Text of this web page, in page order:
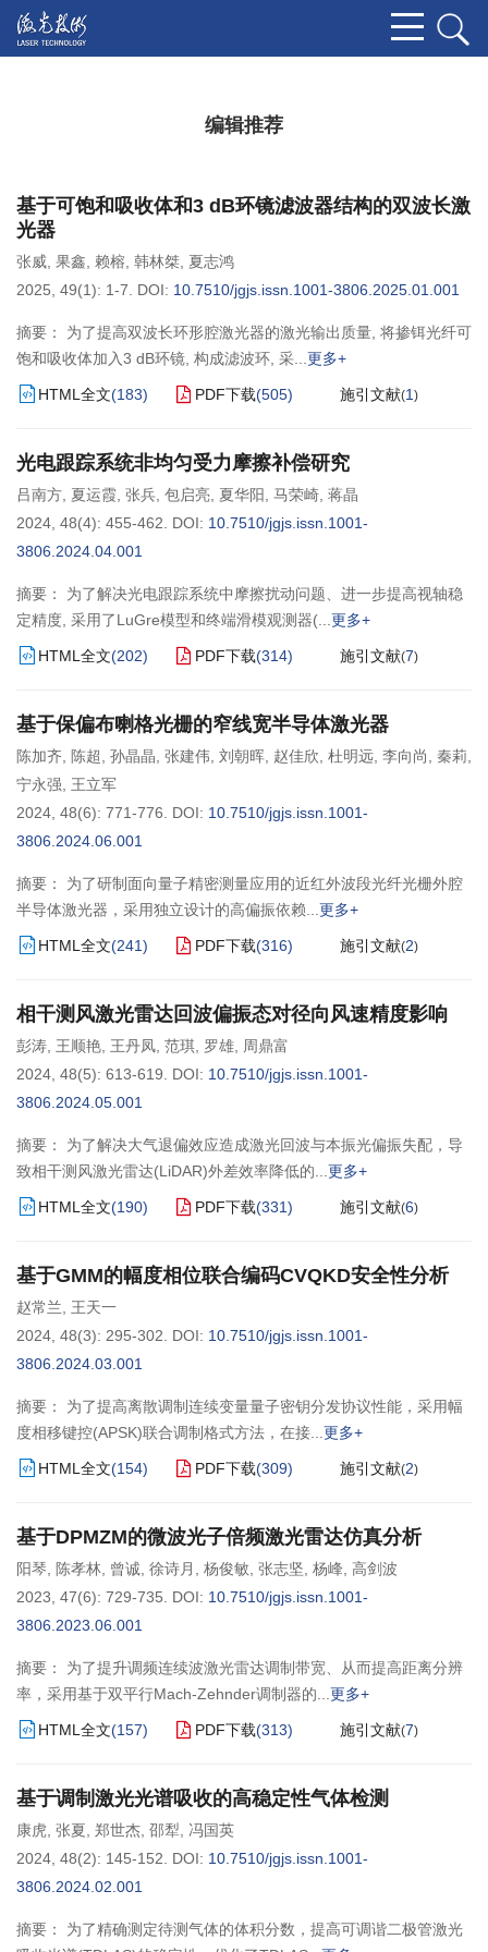
编辑推荐
基于可饱和吸收体和3 dB环镜滤波器结构的双波长激
光器
张威 果鑫 赖榕 韩林桀 夏志鸿
2025, 49(1): 1-7.
DOI: 10.7510/jgjs.issn.1001-3806.2025.01.001
摘要： 为了提高双波长环形腔激光器的激光输出质量, 将掺铒光纤可
饱和吸收体加入3 dB环镜, 构成滤波环, 采
更多+
HTML全文(183) PDF下载(505) 施引文献(1 )
光电跟踪系统非均匀受力摩擦补偿研究
吕南方 夏运霞 张兵 包启亮 夏华阳 马荣崎 蒋晶
2024, 48(4): 455-462.
DOI: 10.7510/jgjs.issn.1001-
3806.2024.04.001
摘要： 为了解决光电跟踪系统中摩擦扰动问题、进一步提高视轴稳
定精度, 采用了LuGre模型和终端滑模观测器(
更多+
HTML全文(202) PDF下载(314) 施引文献(7)
基于保偏布喇格光栅的窄线宽半导体激光器
陈加齐 陈超 孙晶晶 张建伟 刘朝晖 赵佳欣 杜明远 李向尚 秦莉
宁永强
王立军
2024, 48(6): 771-776.
DOI: 10.7510/jgjs.issn.1001-
3806.2024.06.001
摘要： 为了研制面向量子精密测量应用的近红外波段光纤光栅外腔
半导体激光器，采用独立设计的高偏振依赖
更多+
HTML全文(241) PDF下载(316) 施引文献(2)
相干测风激光雷达回波偏振态对径向风速精度影响
彭涛 王顺艳 王丹凤 范琪 罗雄
周鼎富
2024, 48(5): 613-619.
DOI: 10.7510/jgjs.issn.1001-
3806.2024.05.001
摘要： 为了解决大气退偏效应造成激光回波与本振光偏振失配，导
致相干测风激光雷达(LiDAR)外差效率降低的
更多+
HTML全文(190) PDF下载(331) 施引文献(6)
基于GMM的幅度相位联合编码CVQKD安全性分析
赵常兰
王天一
2024, 48(3): 295-302.
DOI: 10.7510/jgjs.issn.1001-
3806.2024.03.001
摘要： 为了提高离散调制连续变量量子密钥分发协议性能，采用幅
度相移键控(APSK)联合调制格式方法，在接
更多+
HTML全文(154) PDF下载(309) 施引文献(2)
基于DPMZM的微波光子倍频激光雷达仿真分析
阳琴 陈孝林 曾诚 徐诗月 杨俊敏 张志坚 杨峰 高剑波
2023, 47(6): 729-735.
DOI: 10.7510/jgjs.issn.1001-
3806.2023.06.001
摘要： 为了提升调频连续波激光雷达调制带宽、从而提高距离分辨
率，采用基于双平行Mach-Zehnder调制器的
更多+
HTML全文(157) PDF下载(313) 施引文献(7)
基于调制激光光谱吸收的高稳定性气体检测
康虎 张夏 郑世杰 邵犁
冯国英
2024, 48(2): 145-152.
DOI: 10.7510/jgjs.issn.1001-
3806.2024.02.001
摘要： 为了精确测定待测气体的体积分数，提高可调谐二极管激光